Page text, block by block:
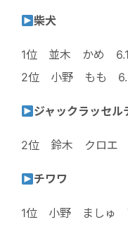
柴犬
1位 並木 かめ
2位 小野 もも
ジャックラッセル
2位 鈴木 クロエ
チワワ
1位 小野 ましゅ